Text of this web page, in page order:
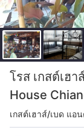
โรส เกสต์เฮ
House
เกสต์เฮาส์/เบด แอ
ระดับดาว: 3